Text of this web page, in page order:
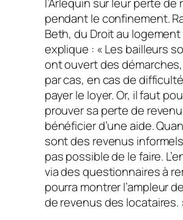
pendant le confinement.
Beth, du Droit au logement
explique : « Les bailleurs
ont ouvert des
par cas, en cas de
payer le loyer. Or, il faut
prouver sa perte de
bénéficier d’une aide.
sont des revenus
pas possible de le faire.
via des questionnaires à
pourra montrer l’ampleur
de revenus des locataires.